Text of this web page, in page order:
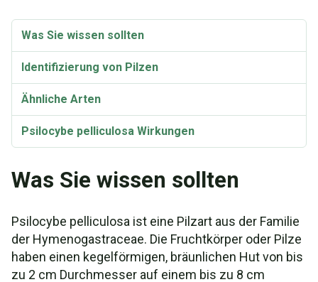
Was Sie wissen sollten
Identifizierung von Pilzen
Ähnliche Arten
Psilocybe pelliculosa Wirkungen
Was Sie wissen sollten
Psilocybe pelliculosa ist eine Pilzart aus der Familie
der Hymenogastraceae. Die Fruchtkörper oder Pilze
haben einen kegelförmigen, bräunlichen Hut von bis
zu 2 cm Durchmesser auf einem bis zu 8 cm